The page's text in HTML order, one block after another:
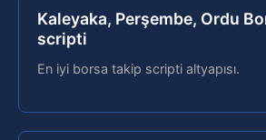
Kaleyaka, Perşembe, Ordu
scripti
En iyi borsa takip scripti altyapısı.